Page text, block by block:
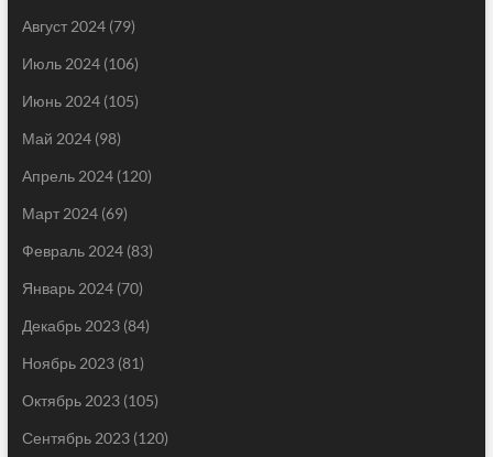
Август 2024(79)
Июль 2024(106)
Июнь 2024(105)
Май 2024(98)
Апрель 2024(120)
Март 2024(69)
Февраль 2024(83)
Январь 2024(70)
Декабрь 2023(84)
Ноябрь 2023(81)
Октябрь 2023(105)
Сентябрь 2023(120)